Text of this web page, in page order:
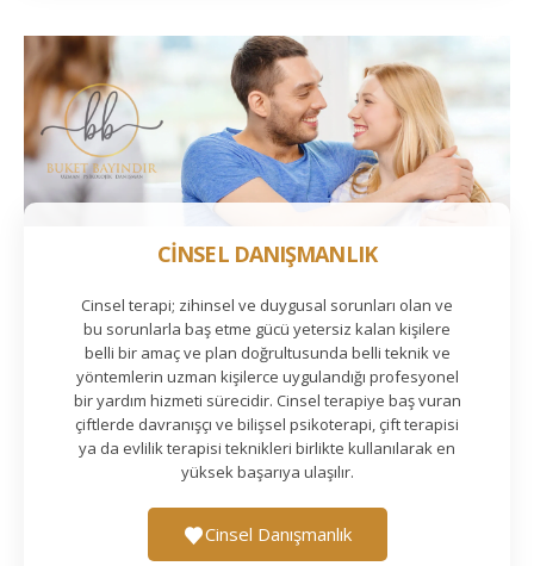
CİNSEL DANIŞMANLIK
Cinsel terapi; zihinsel ve duygusal sorunları olan ve
bu sorunlarla baş etme gücü yetersiz kalan kişilere
belli bir amaç ve plan doğrultusunda belli teknik ve
yöntemlerin uzman kişilerce uygulandığı profesyonel
bir yardım hizmeti sürecidir. Cinsel terapiye baş vuran
çiftlerde davranışçı ve bilişsel psikoterapi, çift terapisi
ya da evlilik terapisi teknikleri birlikte kullanılarak en
yüksek başarıya ulaşılır.
Cinsel Danışmanlık